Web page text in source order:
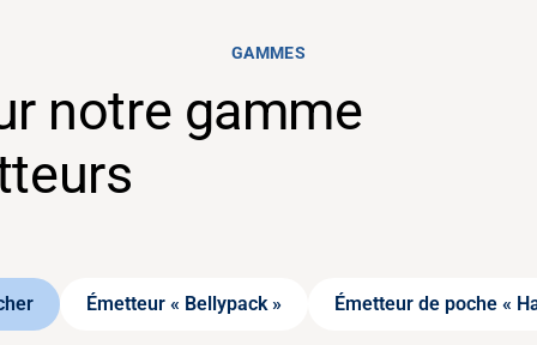
GAMMES
notre gamme
Émetteur « Bellypack » Émetteur de poche «